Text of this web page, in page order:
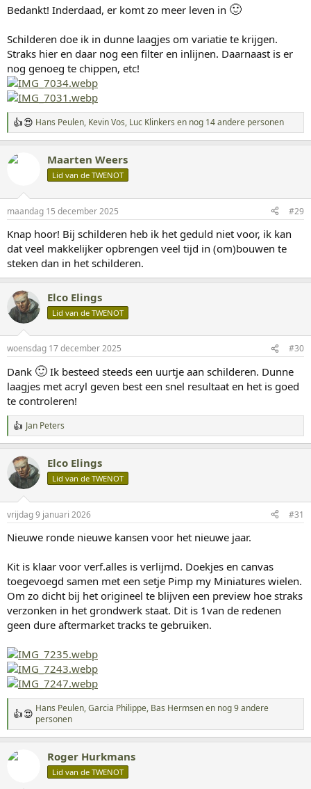
e
:
Bedankt! Inderdaad, er komt zo meer leven in 🙂
Schilderen doe ik in dunne laagjes om variatie te krijgen.
Straks hier en daar nog een filter en inlijnen. Daarnaast is er
nog genoeg te chippen, etc!
W
a
r
n
e
n
:
Hans Peulen, Kevin Vos, Luc Klinkers en nog 14 andere personen
Maarten Weers
Lid van de TWENOT
maandag 15 december 2025 #29
Knap hoor! Bij schilderen heb ik het geduld niet voor, ik kan
dat veel makkelijker opbrengen veel tijd in (om)bouwen te
steken dan in het schilderen.
Elco Elings
Lid van de TWENOT
woensdag 17 december 2025 #30
Dank 🙂 Ik besteed steeds een uurtje aan schilderen. Dunne
laagjes met acryl geven best een snel resultaat en het is goed
te controleren!
W
a
r
d
e
n
e
:
Jan Peters
Elco Elings
Lid van de TWENOT
vrijdag 9 januari 2026 #31
Nieuwe ronde nieuwe kansen voor het nieuwe jaar.
Kit is klaar voor verf.alles is verlijmd. Doekjes en canvas
toegevoegd samen met een setje Pimp my Miniatures wielen.
Om zo dicht bij het origineel te blijven een preview hoe straks
verzonken in het grondwerk staat. Dit is 1van de redenen
geen dure aftermarket tracks te gebruiken.
W
a
a
r
d
Hans Peulen,Garcia Philippe, Bas Hermsenen nog 9 andere
personen
Roger Hurkmans
Lid van de TWENOT